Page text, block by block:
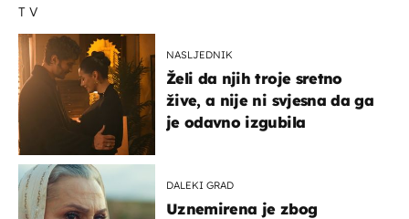
TV
NASLJEDNIK
Želi da njih troje sretno
žive, a nije ni svjesna da ga
je odavno izgubila
DALEKI GRAD
Uznemirena je zbog